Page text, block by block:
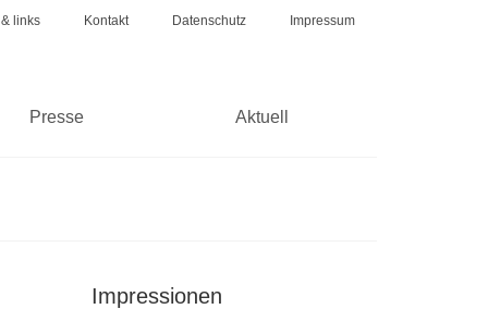
links Kontakt Datenschutz Impressum
Presse Aktuell
Impressionen